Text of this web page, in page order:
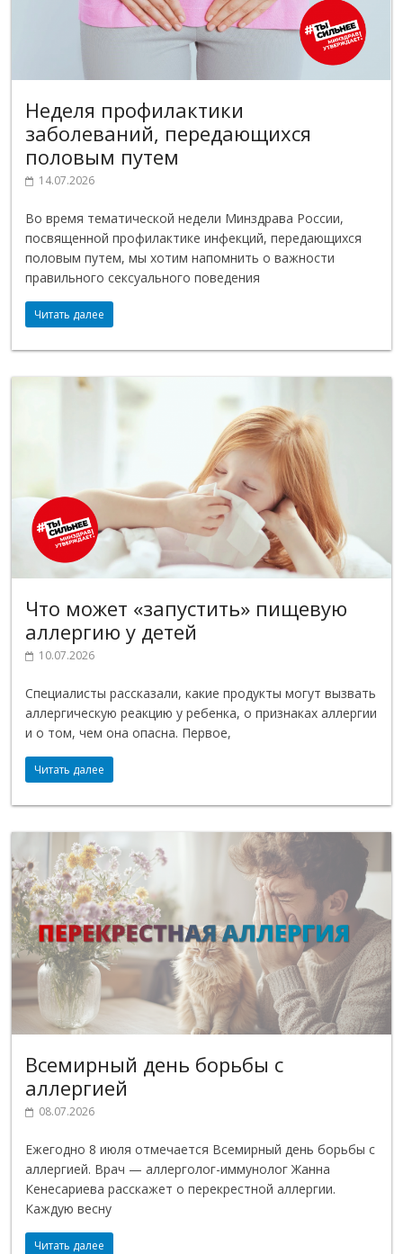
Неделя профилактики
заболеваний, передающихся
половым путем
14.07.2026
Во время тематической недели Минздрава России,
посвященной профилактике инфекций, передающихся
половым путем, мы хотим напомнить о важности
правильного сексуального поведения
Читать далее
Что может «запустить» пищевую
аллергию у детей
10.07.2026
Специалисты рассказали, какие продукты могут вызвать
аллергическую реакцию у ребенка, о признаках аллергии
и о том, чем она опасна. Первое,
Читать далее
Всемирный день борьбы с
аллергией
08.07.2026
Ежегодно 8 июля отмечается Всемирный день борьбы с
аллергией. Врач — аллерголог-иммунолог Жанна
Кенесариева расскажет о перекрестной аллергии.
Каждую весну
Читать далее